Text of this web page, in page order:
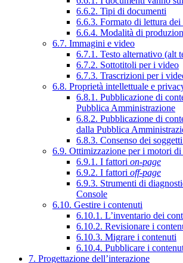
6.6.2. Tipi di documenti
6.6.3. Formato di lettura
6.6.4. Modalità di
6.7. Immagini e video
6.7.1. Testo alternativo (alt
6.7.2. Sottotitoli per i video
6.7.3. Trascrizioni per i
6.8. Proprietà intellettuale e
6.8.1. Pubblicazione di
Pubblica Amministrazione
6.8.2. Pubblicazione di
dalla Pubblica
6.8.3. Consenso dei
6.9. Ottimizzazione per i motori
6.9.1. I fattori on-page
6.9.2. I fattori off-page
6.9.3. Strumenti di
Console
6.10. Gestire i contenuti
6.10.1. L’inventario dei
6.10.2. Revisionare i
6.10.3. Migrare i contenuti
6.10.4. Pubblicare i
7. Progettazione dell’interazione